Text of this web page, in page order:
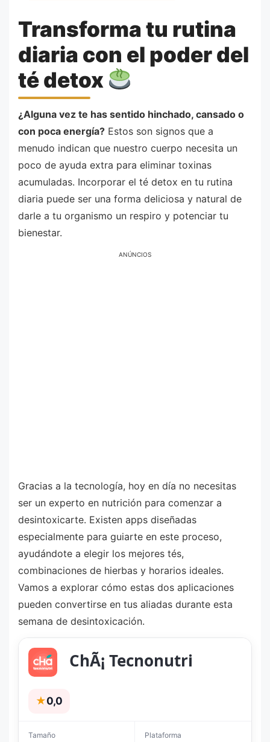
Transforma tu rutina
diaria con el poder del
té detox
¿Alguna vez te has sentido hinchado, cansado o
con poca energía? Estos son signos que a
menudo indican que nuestro cuerpo necesita un
poco de ayuda extra para eliminar toxinas
acumuladas. Incorporar el té detox en tu rutina
diaria puede ser una forma deliciosa y natural de
darle a tu organismo un respiro y potenciar tu
bienestar.
ANÚNCIOS
Gracias a la tecnología, hoy en día no necesitas
ser un experto en nutrición para comenzar a
desintoxicarte. Existen apps diseñadas
especialmente para guiarte en este proceso,
ayudándote a elegir los mejores tés,
combinaciones de hierbas y horarios ideales.
Vamos a explorar cómo estas dos aplicaciones
pueden convertirse en tus aliadas durante esta
semana de desintoxicación.
ChÃ¡ Tecnonutri
★0,0
Tamaño Plataforma